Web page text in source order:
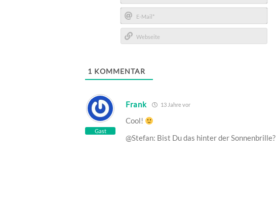
Name*
E-
Mail*
1 KOMMENTAR
Gast
Frank 13 Jahre vor
Cool!
@Stefan: Bist Du das hinter der Sonnenbrille?